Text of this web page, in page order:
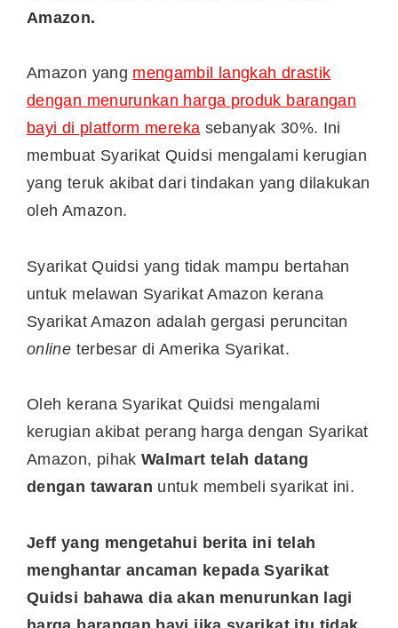
Amazon.
Amazon yang mengambil langkah drastik
dengan menurunkan harga produk barangan
bayi di platform mereka sebanyak 30%. Ini
membuat Syarikat Quidsi mengalami kerugian
yang teruk akibat dari tindakan yang dilakukan
oleh Amazon.
Syarikat Quidsi yang tidak mampu bertahan
untuk melawan Syarikat Amazon kerana
Syarikat Amazon adalah gergasi peruncitan
online terbesar di Amerika Syarikat.
Oleh kerana Syarikat Quidsi mengalami
kerugian akibat perang harga dengan Syarikat
Amazon, pihakWalmart telah datang
dengan tawaran untuk membeli syarikat ini.
Jeff yang mengetahui berita ini telah
menghantar ancaman kepada Syarikat
Quidsi bahawa dia akan menurunkan lagi